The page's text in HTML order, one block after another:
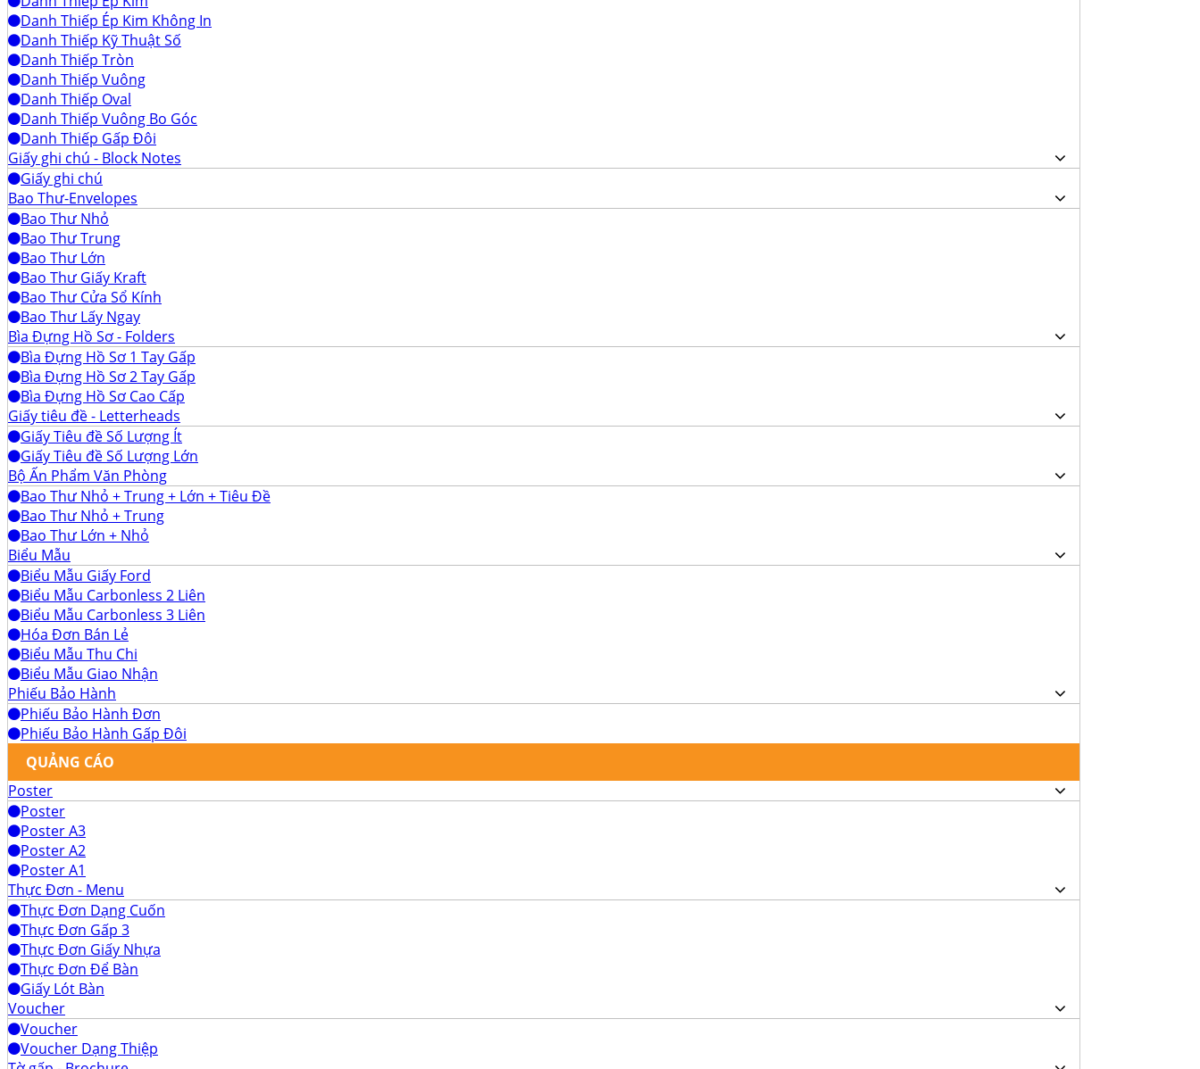
Danh Thiếp Ép Kim Không In
Danh Thiếp Kỹ Thuật Số
Danh Thiếp Tròn
Danh Thiếp Vuông
Danh Thiếp Oval
Danh Thiếp Vuông Bo Góc
Danh Thiếp Gấp Đôi
Giấy ghi chú - Block Notes
Giấy ghi chú
Bao Thư-Envelopes
Bao Thư Nhỏ
Bao Thư Trung
Bao Thư Lớn
Bao Thư Giấy Kraft
Bao Thư Cửa Sổ Kính
Bao Thư Lấy Ngay
Bìa Đựng Hồ Sơ - Folders
Bìa Đựng Hồ Sơ 1 Tay Gấp
Bìa Đựng Hồ Sơ 2 Tay Gấp
Bìa Đựng Hồ Sơ Cao Cấp
Giấy tiêu đề - Letterheads
Giấy Tiêu đề Số Lượng Ít
Giấy Tiêu đề Số Lượng Lớn
Bộ Ấn Phẩm Văn Phòng
Bao Thư Nhỏ + Trung + Lớn + Tiêu Đề
Bao Thư Nhỏ + Trung
Bao Thư Lớn + Nhỏ
Biểu Mẫu
Biểu Mẫu Giấy Ford
Biểu Mẫu Carbonless 2 Liên
Biểu Mẫu Carbonless 3 Liên
Hóa Đơn Bán Lẻ
Biểu Mẫu Thu Chi
Biểu Mẫu Giao Nhận
Phiếu Bảo Hành
Phiếu Bảo Hành Đơn
Phiếu Bảo Hành Gấp Đôi
QUẢNG CÁO
Poster
Poster
Poster A3
Poster A2
Poster A1
Thực Đơn - Menu
Thực Đơn Dạng Cuốn
Thực Đơn Gấp 3
Thực Đơn Giấy Nhựa
Thực Đơn Để Bàn
Giấy Lót Bàn
Voucher
Voucher
Voucher Dạng Thiệp